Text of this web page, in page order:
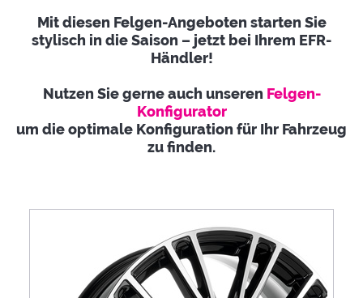
Mit diesen Felgen-Angeboten starten Sie
stylisch in die Saison – jetzt bei Ihrem EFR-
Händler!
Nutzen Sie gerne auch unseren Felgen-
Konfigurator
um die optimale Konfiguration für Ihr Fahrzeug
zu finden.